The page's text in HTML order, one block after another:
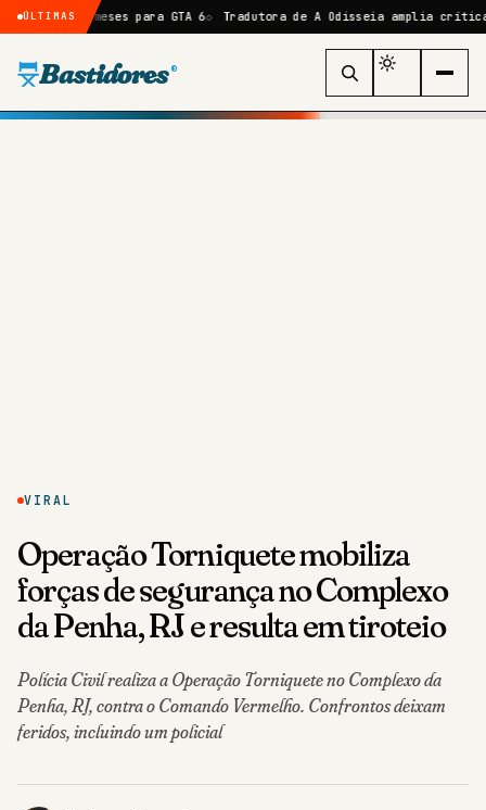
ÚLTIMAS
6 meses para GTA 6 Tradutora de A Odisseia amplia crítica a Nolan
Bastidores ®
VIRAL
Operação Torniquete mobiliza
forças de segurança no Complexo
da Penha, RJ e resulta em tiroteio
Polícia Civil realiza a Operação Torniquete no Complexo da
Penha, RJ, contra o Comando Vermelho. Confrontos deixam
feridos, incluindo um policial